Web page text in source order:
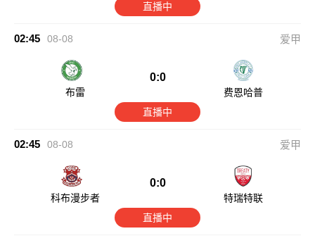
直播中
02:45 08-08 爱甲
布雷
0:0
费恩哈普
直播中
02:45 08-08 爱甲
科布漫步者
0:0
特瑞特联
直播中